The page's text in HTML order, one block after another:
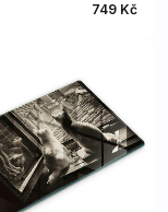
749 Kč